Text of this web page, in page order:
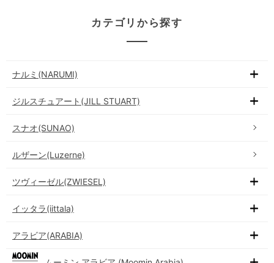
カテゴリから探す
ナルミ(NARUMI)
ジルスチュアート(JILL STUART)
スナオ(SUNAO)
ルザーン(Luzerne)
ツヴィーゼル(ZWIESEL)
イッタラ(iittala)
アラビア(ARABIA)